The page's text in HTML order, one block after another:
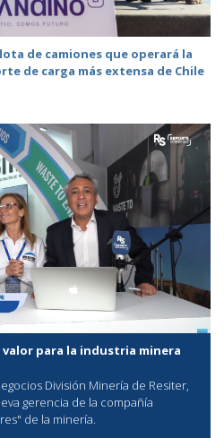
de camiones que operará la
de carga más extensa de Chile
para la industria minera
División Minería de Resiter,
gerencia de la compañía
de la minería.